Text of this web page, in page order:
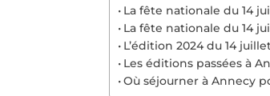
La fête nationale du 14
La fête nationale du 14
L’édition 2024 du 14
Les éditions passées à
Où séjourner à Annecy